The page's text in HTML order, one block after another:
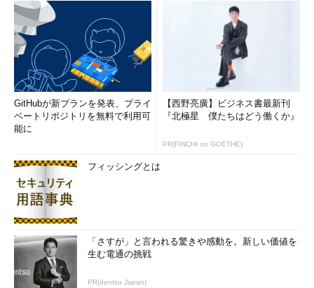
GitHubが新プランを発表、プライ
ベートリポジトリを無料で利用可
能に
【西野亮廣】ビジネス書最新刊
『北極星 僕たちはどう働くか』
PR(FINCHI on GOETHE)
フィッシングとは
「さすが」と言われる驚きや感動を。新しい価値を
生む電通の挑戦
PR(dentsu Japan)